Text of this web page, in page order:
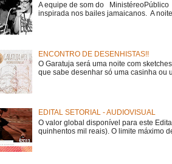
A equipe de som do
inspirada nos bailes jamaicanos. A
ENCONTRO DE DESENHISTAS!!
O Garatuja será uma noite com
que sabe desenhar só uma casinha ou
EDITAL SETORIAL - AUDIOVISUAL
O valor global disponível para este
quinhentos mil reais). O limite máximo